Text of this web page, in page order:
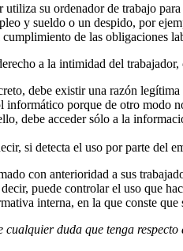
utiliza su ordenador de trabajo
y sueldo o un despido, por
de las obligaciones
a la intimidad del
debe existir una razón
informático porque de otro modo
debe acceder sólo a la
si detecta el uso por parte del
con anterioridad a sus
puede controlar el uso que
interna, en la que conste
cualquier duda que tenga